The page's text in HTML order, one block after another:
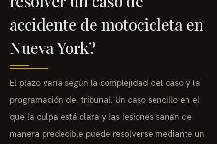
accidente de motocicleta en
Nueva York?
El plazo varía según la complejidad del caso y la
programación del tribunal. Un caso sencillo en el
que la culpa está clara y las lesiones sanan de
manera predecible puede resolverse mediante un